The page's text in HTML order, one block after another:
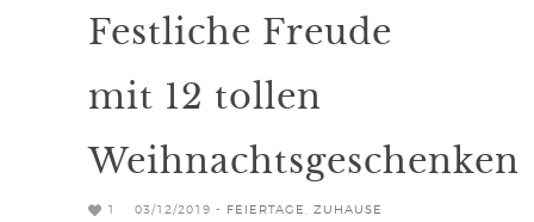
Festliche Freude
mit 12 tollen
Weihnachtsgeschenken
1 03/12/2019 - FEIERTAGE ZUHAUSE